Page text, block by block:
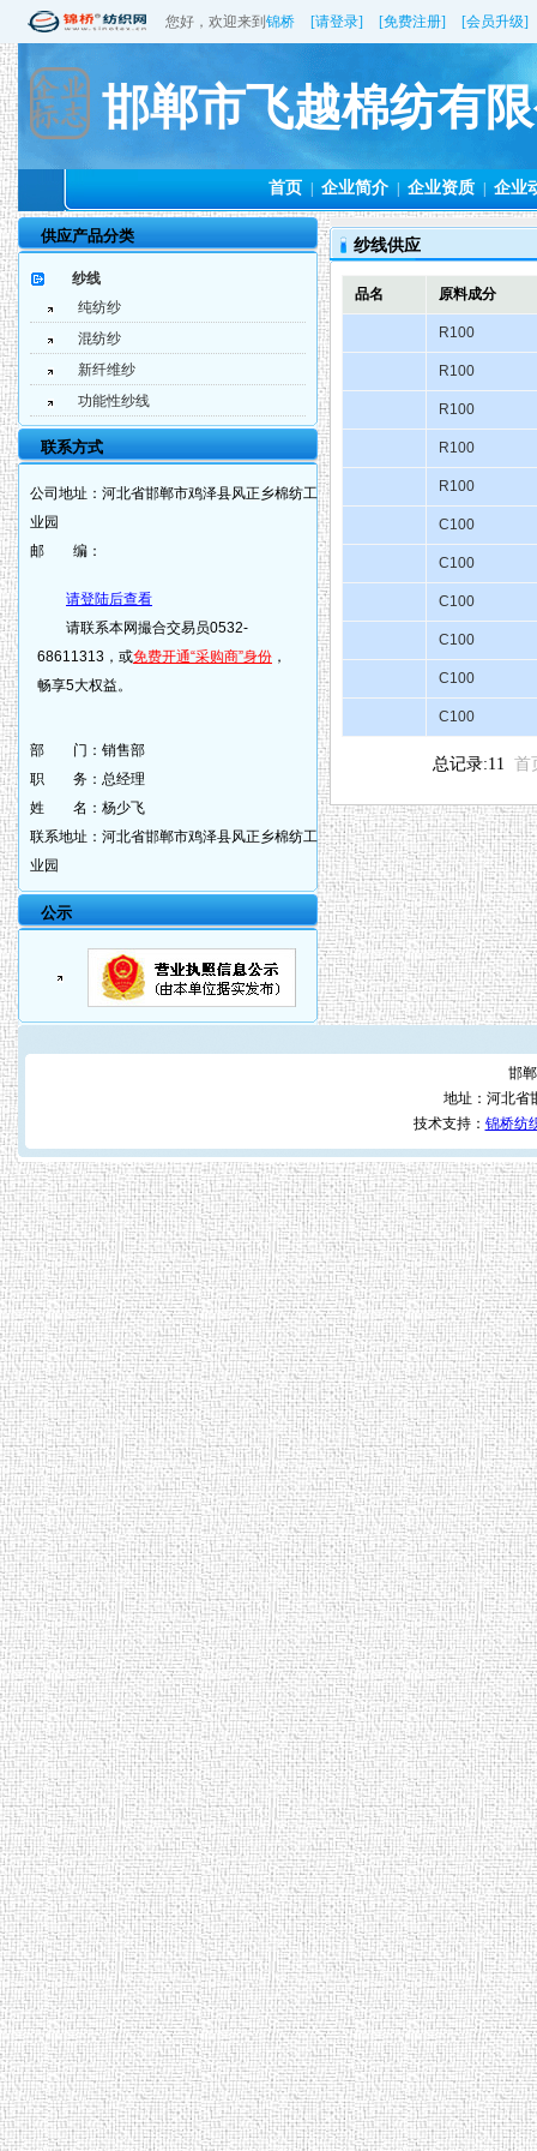
您好，欢迎来到 锦桥 [请登录] [免费注册] [会员升级]
邯郸市飞越棉纺有
首页 企业简介 企业资质 企业
供应产品分类
纱线
纯纺纱
混纺纱
新纤维纱
功能性纱线
联系方式
公司地址： 河北省邯郸市鸡泽县风正乡棉纺工
业园
邮 编：
请登陆后查看
请联系本网撮合交易员0532-
68611313，或免费开通“采购商”身份 ，
畅享5大权益。
部 门： 销售部
职 务： 总经理
姓 名： 杨少飞
联系地址： 河北省邯郸市鸡泽县风正乡棉纺工
业园
公示
纱线供应
品名 原料成分
R100
R100
R100
R100
R100
C100
C100
C100
C100
C100
C100
总记录:11 首
邯
地址：河北省
技术支持： 锦桥纺